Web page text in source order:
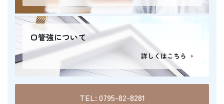
口管強について
詳しくはこちら
TEL: 0795-82-8281